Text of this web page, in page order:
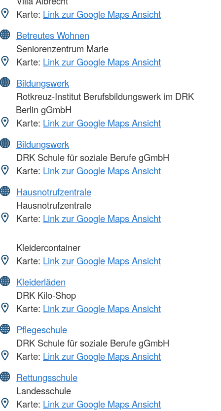
Karte: Link zur Google Maps Ansicht
Betreutes Wohnen
Seniorenzentrum Marie
Karte: Link zur Google Maps Ansicht
Bildungswerk
Rotkreuz-Institut Berufsbildungswerk im DRK
Berlin gGmbH
Karte: Link zur Google Maps Ansicht
Bildungswerk
DRK Schule für soziale Berufe gGmbH
Karte: Link zur Google Maps Ansicht
Hausnotrufzentrale
Hausnotrufzentrale
Karte: Link zur Google Maps Ansicht
Kleidercontainer
Karte: Link zur Google Maps Ansicht
Kleiderläden
DRK Kilo-Shop
Karte: Link zur Google Maps Ansicht
Pflegeschule
DRK Schule für soziale Berufe gGmbH
Karte: Link zur Google Maps Ansicht
Rettungsschule
Landesschule
Karte: Link zur Google Maps Ansicht